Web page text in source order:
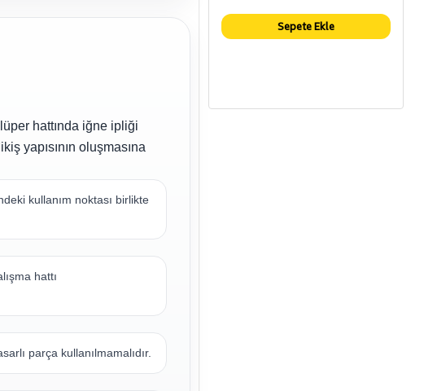
hattında iğne ipliği
yapısının oluşmasına
kullanım noktası birlikte
hattı
parça kullanılmamalıdır.
Sepete Ekle